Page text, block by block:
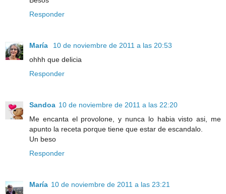
Responder
María
10 de noviembre de 2011 a las 20:53
ohhh que delicia
Responder
Sandoa 10 de noviembre de 2011 a las 22:20
Me encanta el provolone, y nunca lo habia visto asi, me
apunto la receta porque tiene que estar de escandalo.
Un beso
Responder
María 10 de noviembre de 2011 a las 23:21